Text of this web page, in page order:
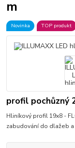
m
Novinka TOP produkt
profil pochůzný
Hliníkový profil 19x8 -
zabudování do dlažeb